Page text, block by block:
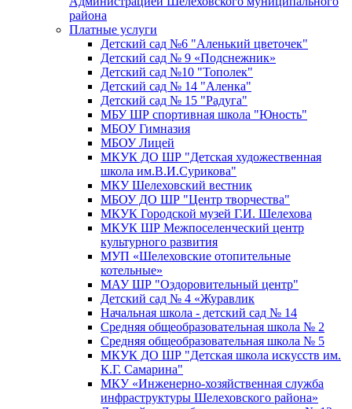
района
Платные услуги
Детский сад №6 "Аленький цветочек"
Детский сад № 9 «Подснежник»
Детский сад №10 "Тополек"
Детский сад № 14 "Аленка"
Детский сад № 15 "Радуга"
МБУ ШР спортивная школа "Юность"
МБОУ Гимназия
МБОУ Лицей
МКУК ДО ШР "Детская художественная
школа им.В.И.Сурикова"
МКУ Шелеховский вестник
МБОУ ДО ШР "Центр творчества"
МКУК Городской музей Г.И. Шелехова
МКУК ШР Межпоселенческий центр
культурного развития
МУП «Шелеховские отопительные
котельные»
МАУ ШР "Оздоровительный центр"
Детский сад № 4 «Журавлик
Начальная школа - детский сад № 14
Средняя общеобразовательная школа № 2
Средняя общеобразовательная школа № 5
МКУК ДО ШР "Детская школа искусств им.
К.Г. Самарина"
МКУ «Инженерно-хозяйственная служба
инфраструктуры Шелеховского района»